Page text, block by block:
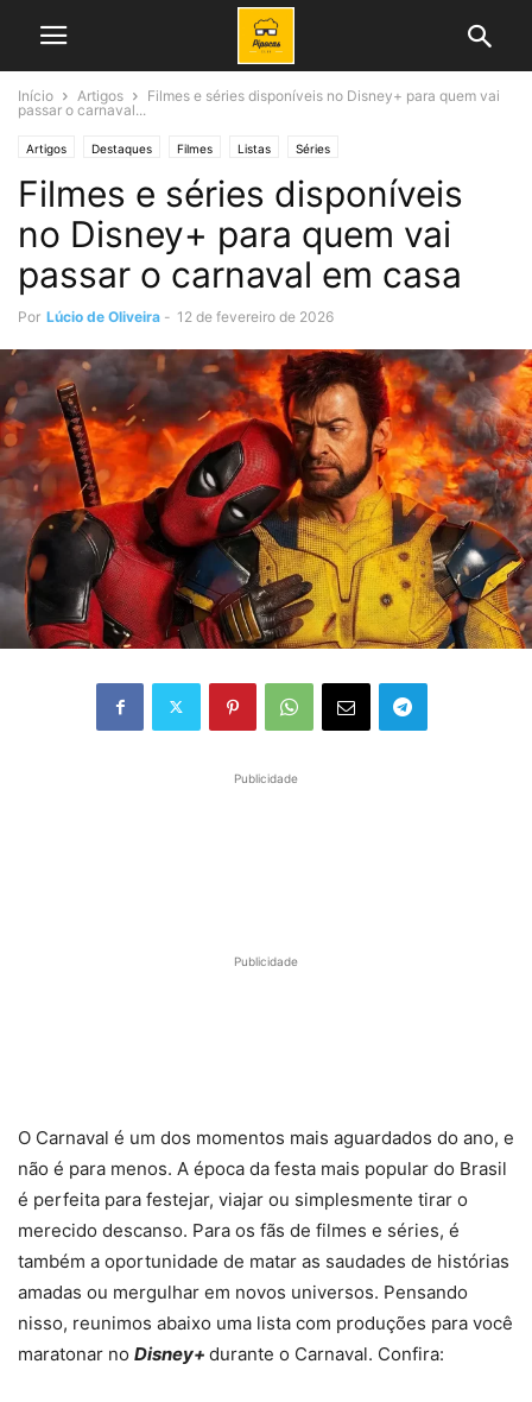
Início Artigos
Filmes e séries disponíveis no Disney+ para quem vai
passar o carnaval...
Artigos Destaques Filmes Listas Séries
Filmes e séries disponíveis
no Disney+ para quem vai
passar o carnaval em casa
Por Lúcio de Oliveira - 12 de fevereiro de 2026
Publicidade
Publicidade
O Carnaval é um dos momentos mais aguardados do ano, e
não é para menos. A época da festa mais popular do Brasil
é perfeita para festejar, viajar ou simplesmente tirar o
merecido descanso. Para os fãs de filmes e séries, é
também a oportunidade de matar as saudades de histórias
amadas ou mergulhar em novos universos. Pensando
nisso, reunimos abaixo uma lista com produções para você
maratonar no Disney+ durante o Carnaval. Confira: